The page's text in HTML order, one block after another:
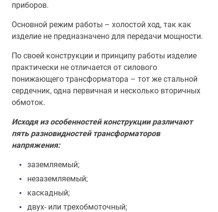
приборов.
Основной режим работы – холостой ход, так как
изделие не предназначено для передачи мощности.
По своей конструкции и принципу работы изделие
практически не отличается от силового
понижающего трансформатора – тот же стальной
сердечник, одна первичная и несколько вторичных
обмоток.
Исходя из особенностей конструкции различают
пять разновидностей трансформаторов
напряжения:
заземляемый;
незаземляемый;
каскадный;
двух- или трехобмоточный;